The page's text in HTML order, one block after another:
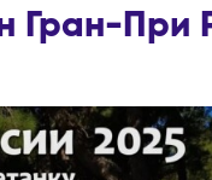
Гран-При